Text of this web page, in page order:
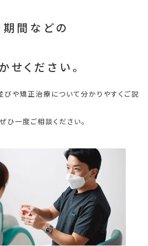
期間などの
せください。
びや矯正治療について分かりやすくご説
ひ一度ご相談ください。